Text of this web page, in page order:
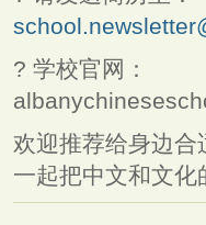
? 学校官网：
欢迎推荐给身边合
一起把中文和文